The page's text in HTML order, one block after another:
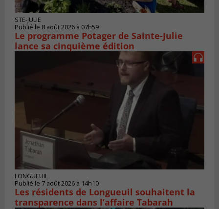
STE-JULIE
Publié le 8 août 2026 à 07h59
Le programme Potager de Sainte-Julie
lance sa cinquième édition
LONGUEUIL
Publié le 7 août 2026 à 14h10
Les résidents de Longueuil souhaitent la
transparence dans l’affaire Tabarah